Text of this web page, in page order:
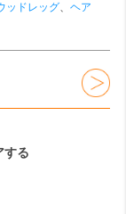
ッドレッグ、 ヘア
する